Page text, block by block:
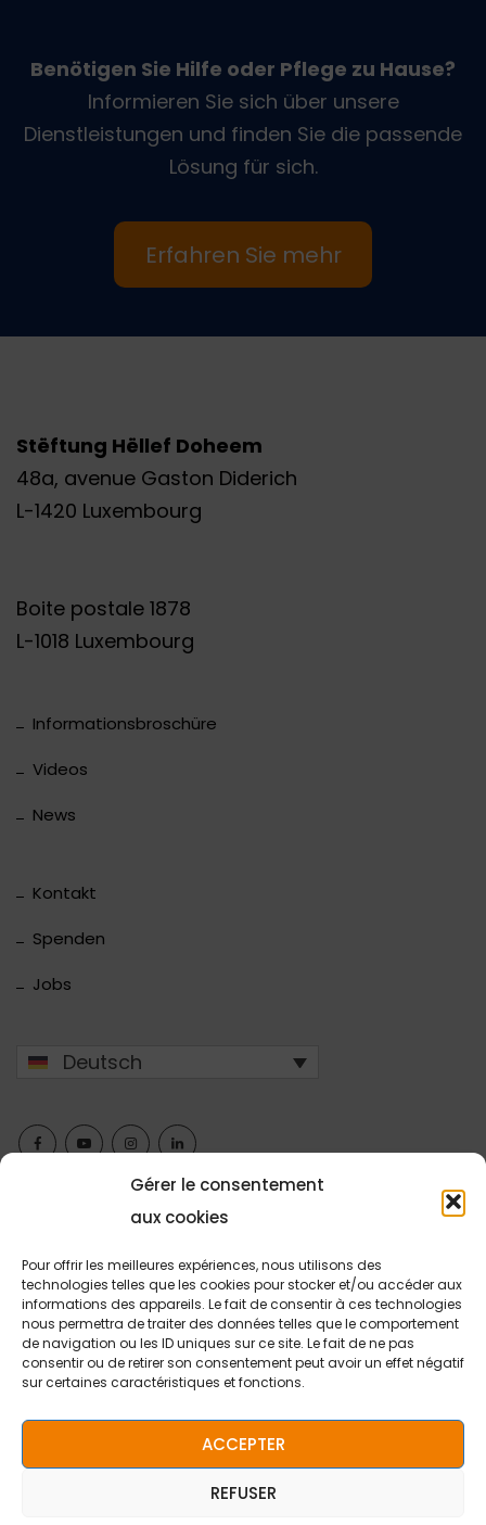
Gérer le consentement
aux cookies
Pour offrir les meilleures expériences, nous utilisons des
technologies telles que les cookies pour stocker et/ou accéder aux
informations des appareils. Le fait de consentir à ces technologies
nous permettra de traiter des données telles que le comportement
de navigation ou les ID uniques sur ce site. Le fait de ne pas
consentir ou de retirer son consentement peut avoir un effet négatif
sur certaines caractéristiques et fonctions.
ACCEPTER
REFUSER
Benötigen Sie Hilfe oder Pflege zu Hause?
Informieren Sie sich über unsere
Dienstleistungen und finden Sie die passende
Lösung für sich.
Erfahren Sie mehr
Stëftung Hëllef Doheem
48a, avenue Gaston Diderich
L-1420 Luxembourg
Boite postale 1878
L-1018 Luxembourg
Informationsbroschüre
Videos
News
Kontakt
Spenden
Jobs
Deutsch
Copyright © 2026 Stëftung Hëllef Doheem.
Teilnahmebedingungen
Ihre Meinung interessiert uns
Kontakt
GDPR
grand-ducal du 29 octobre 1999 • Handelsregister Luxemburg: G51 •
Umsatzsteuer-ID: LU20445421 • Was ihre Zulassung betrifft, entspricht die
Beziehungen zwischen dem Staat und Organisationen, die im sozialen,
familiären und therapeutischen Bereich tätig sind (